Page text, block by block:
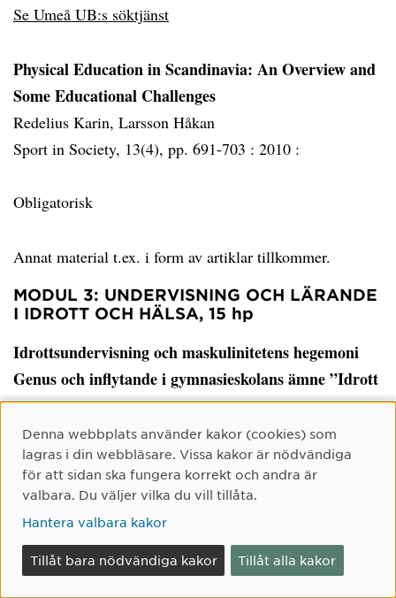
Se Umeå UB:s söktjänst
Physical Education in Scandinavia: An Overview and
Some Educational Challenges
Redelius Karin, Larsson Håkan
Sport in Society, 13(4), pp. 691-703 : 2010 :
Obligatorisk
Annat material t.ex. i form av artiklar tillkommer.
MODUL 3: UNDERVISNING OCH LÄRANDE
I IDROTT OCH HÄLSA, 15 hp
Idrottsundervisning och maskulinitetens hegemoni
Genus och inflytande i gymnasieskolans ämne ”Idrott
och hälsa”
Alsarve Daniel, Jakobsson Johan, Helgesson Jens
Scandinavian sport studies forum, 8, s. 197-219 :2017 :
Obligatorisk
Rapporter och uppsatser
Backman Jarl
3., [rev.] uppl. :Lund :Studentlitteratur :2016 :223 s. :
Cookie-samtycke
Denna webbplats använder kakor (cookies) som
lagras i din webbläsare. Vissa kakor är nödvändiga
för att sidan ska fungera korrekt och andra är
valbara. Du väljer vilka du vill tillåta.
Hantera valbara kakor
Tillåt bara nödvändiga kakor Tillåt alla kakor